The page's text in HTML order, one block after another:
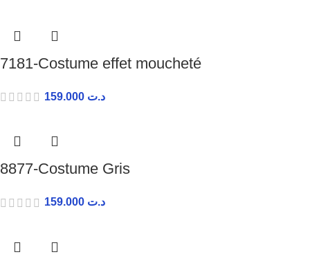
7181-Costume effet moucheté
د.ت
8877-Costume Gris
د.ت